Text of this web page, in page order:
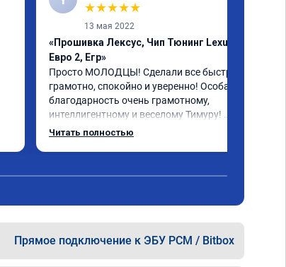
★★★★★
13 мая 2022
«Прошивка Лексус, Чип Тюнинг Lexus,
Евро 2, Егр»
Просто МОЛОДЦЫ! Сделали все быстро,
грамотно, спокойно и уверенно! Особая
благодарность очень грамотному,
интеллигентному и веселому Тимуру!
Ребята профессионалы! Lexus GX-460
Читать полностью
Прямое подключение к ЭБУ PCM / Bitbox